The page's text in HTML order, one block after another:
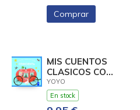
Comprar
MIS CUENTOS
CLASICOS CON
TEXTURAS.
CENICIENTA
YOYO
En stock